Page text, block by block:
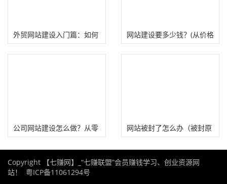
外贸网站建设入门篇：如何
创建一个外贸企业网站？
网站建设要多少钱？(从价格
高判断选哪家建站公司)
公司网站建设怎么做？从零
网站被封了怎么办（被封原
Copyright 【七赚网】_“七赚联盟”会员赚钱学习、创业资源网
站！ 粤ICP备11061294号